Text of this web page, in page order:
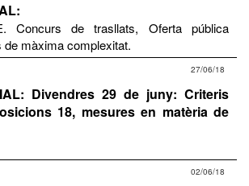
Concurs de trasllats, Oferta pública
de màxima complexitat.
27/06/18
Divendres 29 de juny: Criteris
18, mesures en matèria de
02/06/18